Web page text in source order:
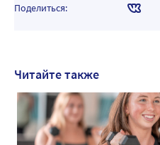
Поделиться:
Читайте также